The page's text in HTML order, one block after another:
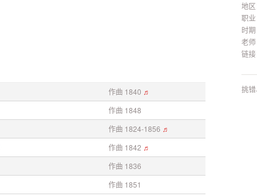
作曲 1840 ♬
作曲 1848
作曲 1824-1856 ♬
作曲 1842 ♬
作曲 1836
作曲 1851
地区
职业
时期
老师
链接
挑错